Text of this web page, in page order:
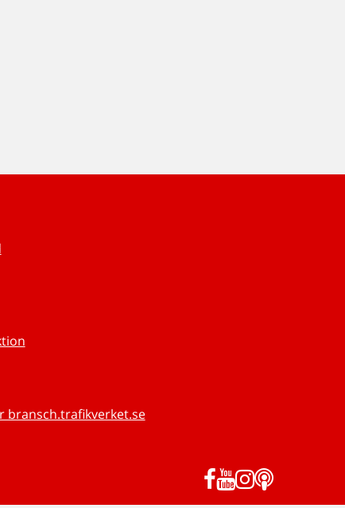
bransch.trafikverket.se
Facebook
YouTube
Instagram
Podd